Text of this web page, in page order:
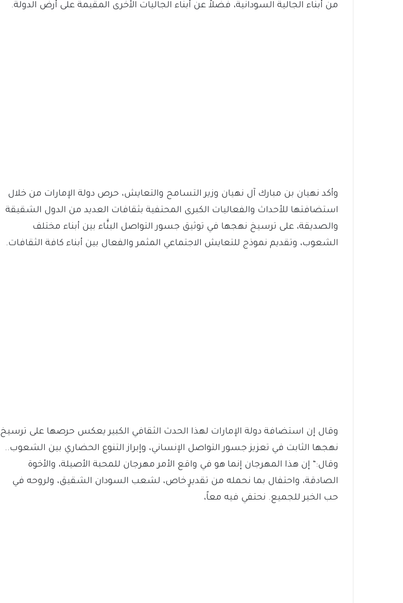
من أبناء الجالية السودانية، فضلاً عن أبناء الجاليات الأخرى المقيمة على أرض الدولة.
وأكد نهيان بن مبارك آل نهيان وزير التسامح والتعايش، حرص دولة الإمارات من خلال
استضافتها للأحداث والفعاليات الكبرى المحتفية بثقافات العديد من الدول الشقيقة
والصديقة، على ترسيخ نهجها في توثيق جسور التواصل البنَّاء بين أبناء مختلف
الشعوب، وتقديم نموذج للتعايش الاجتماعي المثمر والفعال بين أبناء كافة الثقافات.
وقال إن استضافة دولة الإمارات لهذا الحدث الثقافي الكبير يعكس حرصها على ترسيخ
نهجها الثابت في تعزيز جسور التواصل الإنساني، وإبراز التنوع الحضاري بين الشعوب..
وقال:“ إن هذا المهرجان إنما هو في واقع الأمر مهرجان للمحبة الأصيلة، والأخوة
الصادقة، واحتفال بما نحمله من تقديرٍ خاص، لشعب السودان الشقيق، ولروحه في
حب الخير للجميع. نحتفي فيه معاً،